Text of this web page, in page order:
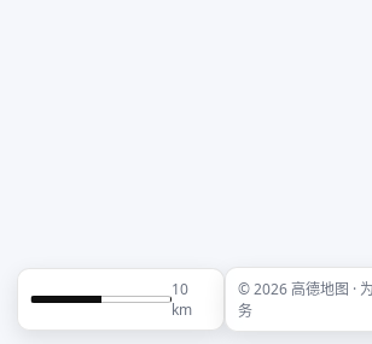
10
km
© 2026 高德地图 ·
务